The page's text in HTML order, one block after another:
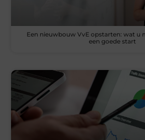
Een nieuwbouw VvE opstarten: wat u
een goede start